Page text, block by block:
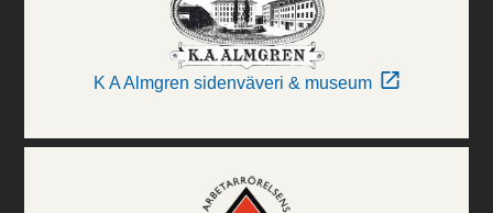
K A Almgren sidenväveri & museum